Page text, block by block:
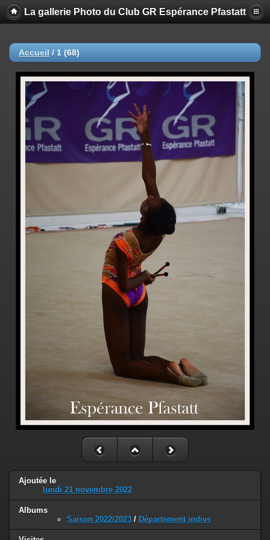
La gallerie Photo du Club GR Espérance Pfastatt
Accueil / 1 (68)
Ajoutée le
lundi 21 novembre 2022
Albums
Saison 2022/2023 / Département indivs